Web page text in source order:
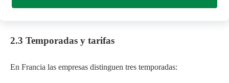
2.3 Temporadas y tarifas
En Francia las empresas distinguen tres temporadas: